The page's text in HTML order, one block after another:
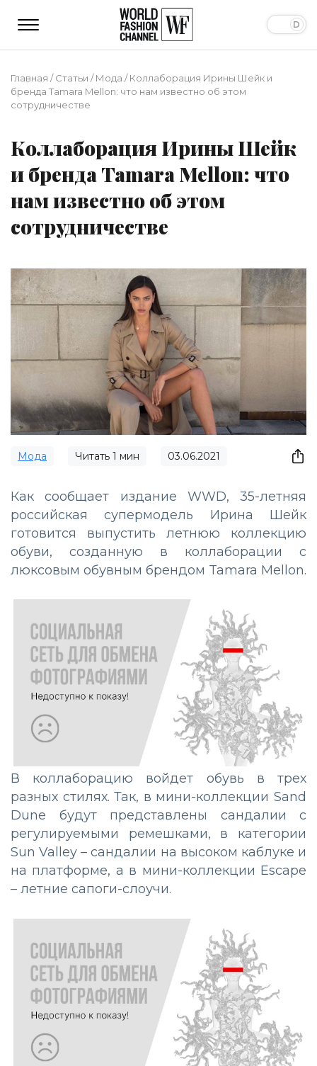
Главная /Статьи /Мода /Коллаборация Ирины Шейк и
бренда Tamara Mellon: что нам известно об этом
сотрудничестве
Коллаборация Ирины Шейк
и бренда Tamara Mellon: что
нам известно об этом
сотрудничестве
Мода Читать 1 мин 03.06.2021
Как сообщает издание WWD, 35-летняя
российская супермодель Ирина Шейк
готовится выпустить летнюю коллекцию
обуви, созданную в коллаборации с
люксовым обувным брендом Tamara Mellon.
В коллаборацию войдет обувь в трех
разных стилях. Так, в мини-коллекции Sand
Dune будут представлены сандалии с
регулируемыми ремешками, в категории
Sun Valley – сандалии на высоком каблуке и
на платформе, а в мини-коллекции Escape
– летние сапоги-слоучи.